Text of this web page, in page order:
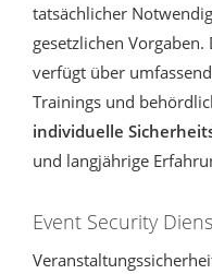
tatsächlicher
gesetzlichen
verfügt über
Trainings und
individuelle
und langjährige
Event Security